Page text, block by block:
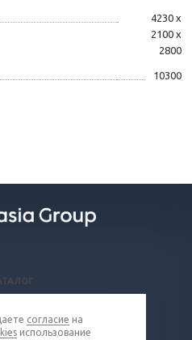
4230 x
2100 x
2800
10300
согласие на
использование